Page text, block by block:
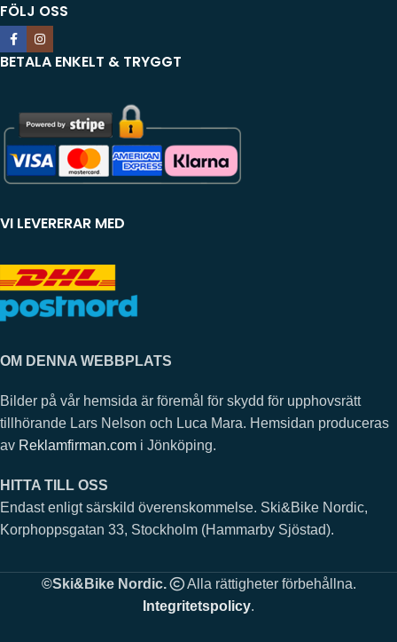
FÖLJ OSS
BETALA ENKELT & TRYGGT
VI LEVERERAR MED
OM DENNA WEBBPLATS
Bilder på vår hemsida är föremål för skydd för upphovsrätt
tillhörande Lars Nelson och Luca Mara. Hemsidan produceras
av Reklamfirman.com i Jönköping.
HITTA TILL OSS
Endast enligt särskild överenskommelse. Ski&Bike Nordic,
Korphoppsgatan 33, Stockholm (Hammarby Sjöstad).
©Ski&Bike Nordic.
Alla rättigheter förbehållna.
Integritetspolicy.